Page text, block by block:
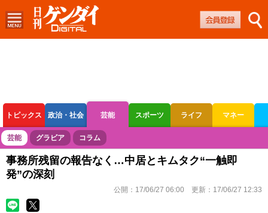
トピックス 政治・社会 芸能 スポーツ ライフ マネー
ボートレース 競輪 オートレース
芸能 グラビア コラム
事務所残留の報告なく…中居とキムタク“一触即
発”の深刻
公開： 17/06/27 06:00 更新： 17/06/27 12:33